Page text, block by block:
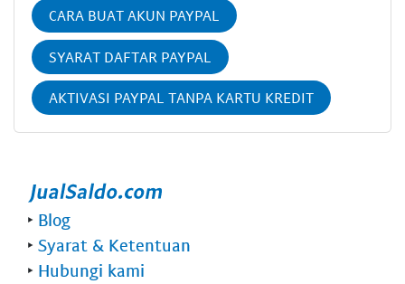
CARA BUAT AKUN PAYPAL
SYARAT DAFTAR PAYPAL
AKTIVASI PAYPAL TANPA KARTU KREDIT
‣ Blog
‣ Syarat & Ketentuan
‣ Hubungi kami